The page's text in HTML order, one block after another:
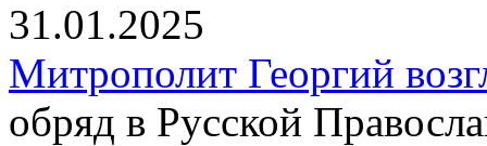
31.01.2025
Митрополит Георгий
обряд в Русской